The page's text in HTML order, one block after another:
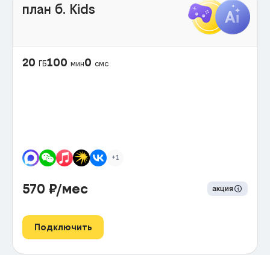
план б. Kids
20 ГБ100 мин0 смс
+1
570 ₽/мес акция
Подключить